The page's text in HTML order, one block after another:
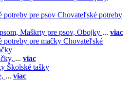
Chovateľské potreby
Maškrty pre psov, Obojky ... viac
Chovateľské
... viac
Školské tašky
... viac